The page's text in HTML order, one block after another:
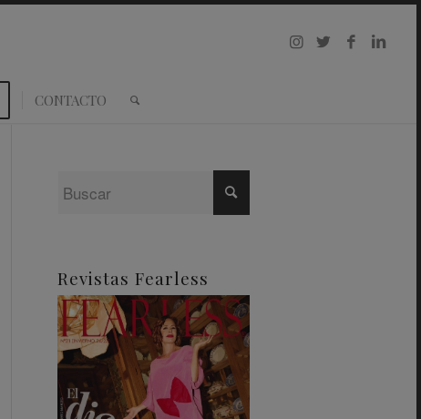
CONTACTO
Revistas Fearless